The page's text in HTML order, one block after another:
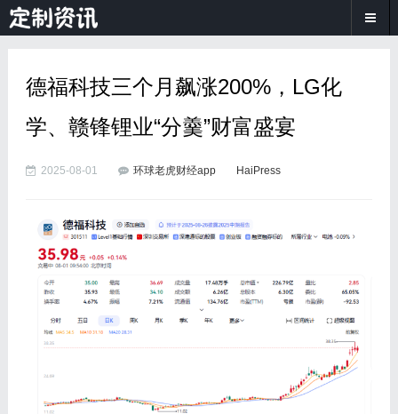
德福科技三个月飙涨200%，LG化
学、赣锋锂业“分羹”财富盛宴
2025-08-01 环球老虎财经app HaiPress